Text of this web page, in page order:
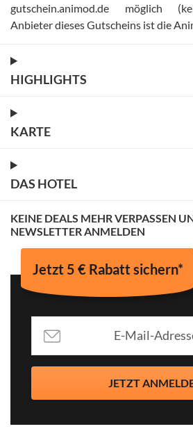
gutschein.animod.de möglich
Anbieter dieses Gutscheins ist die
HIGHLIGHTS
KARTE
DAS HOTEL
KEINE DEALS MEHR VERPASSEN
NEWSLETTER ANMELDEN
Jetzt 5 € Rabatt sichern*
JETZT